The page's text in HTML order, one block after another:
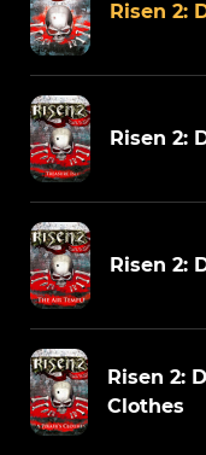
Risen 2:
Risen 2:
Risen 2:
Risen 2:
Clothes